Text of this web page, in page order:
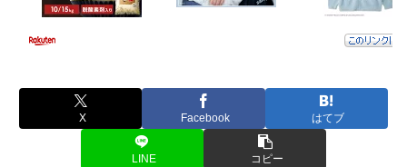
X Facebook はてブ
LINE コピー